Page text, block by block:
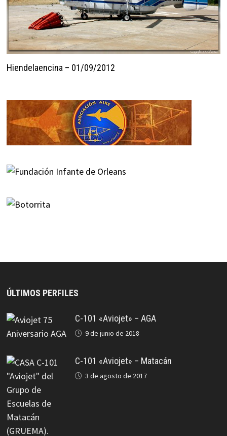
Hiendelaencina – 01/09/2012
ÚLTIMOS PERFILES
C-101 «Aviojet» – AGA
9 de junio de 2018
C-101 «Aviojet» – Matacán
3 de agosto de 2017